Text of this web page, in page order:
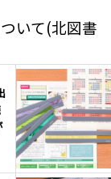
いて(北図書